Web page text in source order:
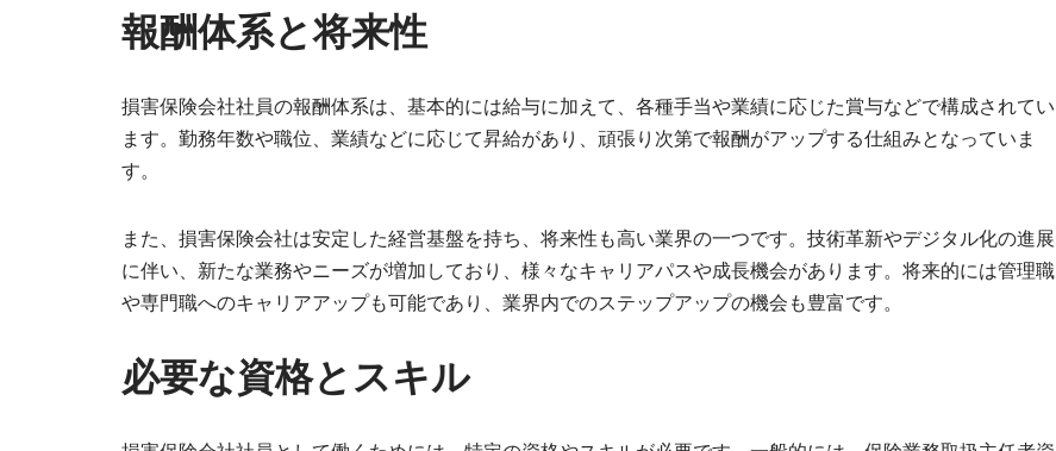
報酬体系と将来性
損害保険会社社員の報酬体系は、基本的には給与に加えて、各種手当や業績に応じた賞与などで構成されてい
ます。勤務年数や職位、業績などに応じて昇給があり、頑張り次第で報酬がアップする仕組みとなっていま
す。
また、損害保険会社は安定した経営基盤を持ち、将来性も高い業界の一つです。技術革新やデジタル化の進展
に伴い、新たな業務やニーズが増加しており、様々なキャリアパスや成長機会があります。将来的には管理職
や専門職へのキャリアアップも可能であり、業界内でのステップアップの機会も豊富です。
必要な資格とスキル